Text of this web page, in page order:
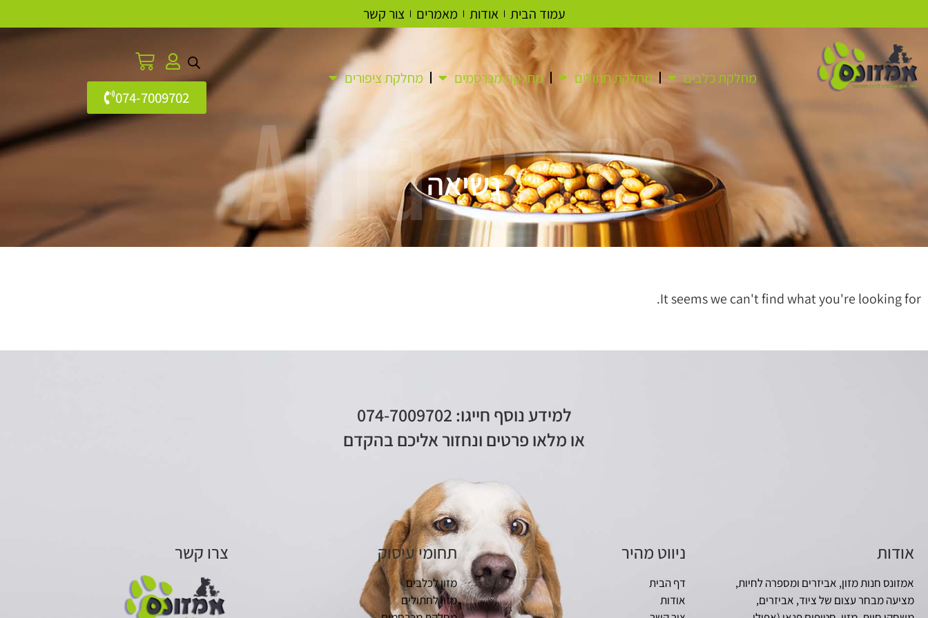
עמוד הבית אודות מאמרים צור קשר
מחלקת כלבים מחלקת חתולים מחלקת מכרסמים מחלקת ציפורים
074-7009702
נשיאה
Amazonas
It seems we can't find what you're looking for.
למידע נוסף חייגו: 074-7009702
או מלאו פרטים ונחזור אליכם בהקדם
אודות
אמזונס חנות מזון, אביזרים ומספרה לחיות,
מציעה מבחר עצום של ציוד, אביזרים,
ניווט מהיר
דף הבית
אודות
תחומי עיסוק
מזון לכלבים
מזון לחתולים
צרו קשר